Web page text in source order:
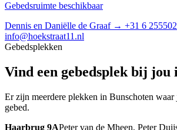
Gebedsruimte beschikbaar
Dennis en Daniëlle de Graaf → +31 6
info@hoekstraat11.nl
Gebedsplekken
Vind een gebedsplek bij jou
Er zijn meerdere plekken in Bunschoten
gebed.
Haarbrug 9APeter van de Mheen, Peter